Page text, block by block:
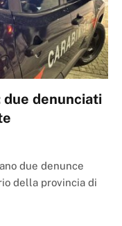
denunciati
due denunce
della provincia di